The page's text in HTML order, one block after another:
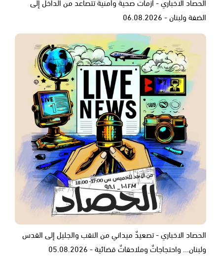
الضفة ولبنان - 06.08.2026
الحصاد الاخباري - تصعيدٌ ميداني من النقب والجليل إلى القدس
ولبنان... واحتجاجاتٌ وملاحقاتٌ قضائية - 05.08.2026